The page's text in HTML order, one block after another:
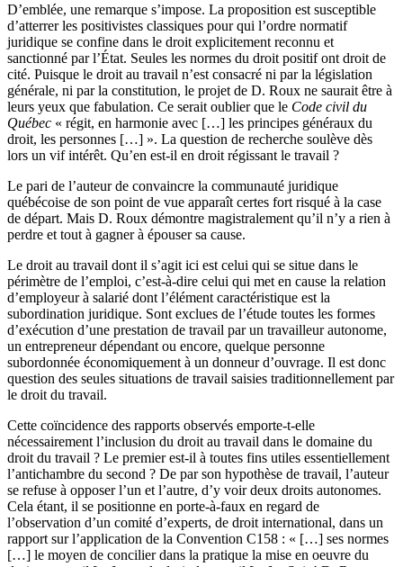
D’emblée, une remarque s’impose. La proposition est susceptible
d’atterrer les positivistes classiques pour qui l’ordre normatif
juridique se confine dans le droit explicitement reconnu et
sanctionné par l’État. Seules les normes du droit positif ont droit de
cité. Puisque le droit au travail n’est consacré ni par la législation
générale, ni par la constitution, le projet de D. Roux ne saurait être à
leurs yeux que fabulation. Ce serait oublier que le Code civil du
Québec « régit, en harmonie avec […] les principes généraux du
droit, les personnes […] ». La question de recherche soulève dès
lors un vif intérêt. Qu’en est-il en droit régissant le travail ?
Le pari de l’auteur de convaincre la communauté juridique
québécoise de son point de vue apparaît certes fort risqué à la case
de départ. Mais D. Roux démontre magistralement qu’il n’y a rien à
perdre et tout à gagner à épouser sa cause.
Le droit au travail dont il s’agit ici est celui qui se situe dans le
périmètre de l’emploi, c’est-à-dire celui qui met en cause la relation
d’employeur à salarié dont l’élément caractéristique est la
subordination juridique. Sont exclues de l’étude toutes les formes
d’exécution d’une prestation de travail par un travailleur autonome,
un entrepreneur dépendant ou encore, quelque personne
subordonnée économiquement à un donneur d’ouvrage. Il est donc
question des seules situations de travail saisies traditionnellement par
le droit du travail.
Cette coïncidence des rapports observés emporte-t-elle
nécessairement l’inclusion du droit au travail dans le domaine du
droit du travail ? Le premier est-il à toutes fins utiles essentiellement
l’antichambre du second ? De par son hypothèse de travail, l’auteur
se refuse à opposer l’un et l’autre, d’y voir deux droits autonomes.
Cela étant, il se positionne en porte-à-faux en regard de
l’observation d’un comité d’experts, de droit international, dans un
rapport sur l’application de la Convention C158 : « […] ses normes
[…] le moyen de concilier dans la pratique la mise en oeuvre du